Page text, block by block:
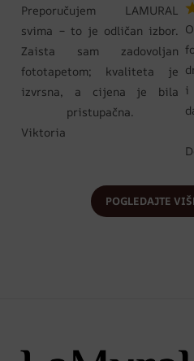
Preporučujem LAMURAL
svima – to je odličan izbor.
Zaista sam zadovoljan
fototapetom; kvaliteta je
izvrsna, a cijena je bila
pristupačna.
Viktoria
i
POGLEDAJTE